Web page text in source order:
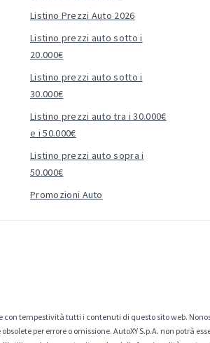
Listino Prezzi Auto 2026
Listino prezzi auto sotto i
20.000€
Listino prezzi auto sotto i
30.000€
Listino prezzi auto tra i 30.000€
e i 50.000€
Listino prezzi auto sopra i
50.000€
Promozioni Auto
con tempestività tutti i contenuti di questo sito web.
per errore o omissione. AutoXY S.p.A. non